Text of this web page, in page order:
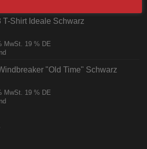
T-Shirt Ideale Schwarz
MwSt. 19 % DE
"Old Time" Schwarz
MwSt. 19 % DE